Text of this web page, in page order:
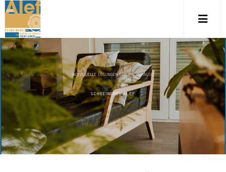
INDIVIDUELLE LÖSUNGEN FÜR IHR ZUHAUSE
SCHREINEREI ALEF